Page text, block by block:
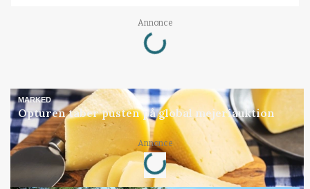
Annonce
Loading...
MARKED
Opturen taber pusten på global mejeriauktion
Annonce
Loading...